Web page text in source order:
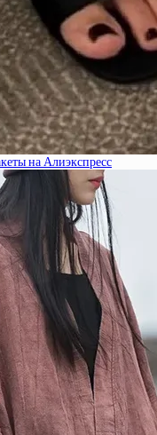
на Алиэкспресс